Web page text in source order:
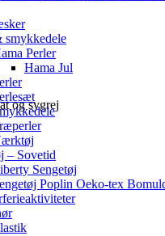
smykkedele
Perler
Hama Jul
– Sovetid
Sengetøj
Poplin Oeko-tex
og sygrej